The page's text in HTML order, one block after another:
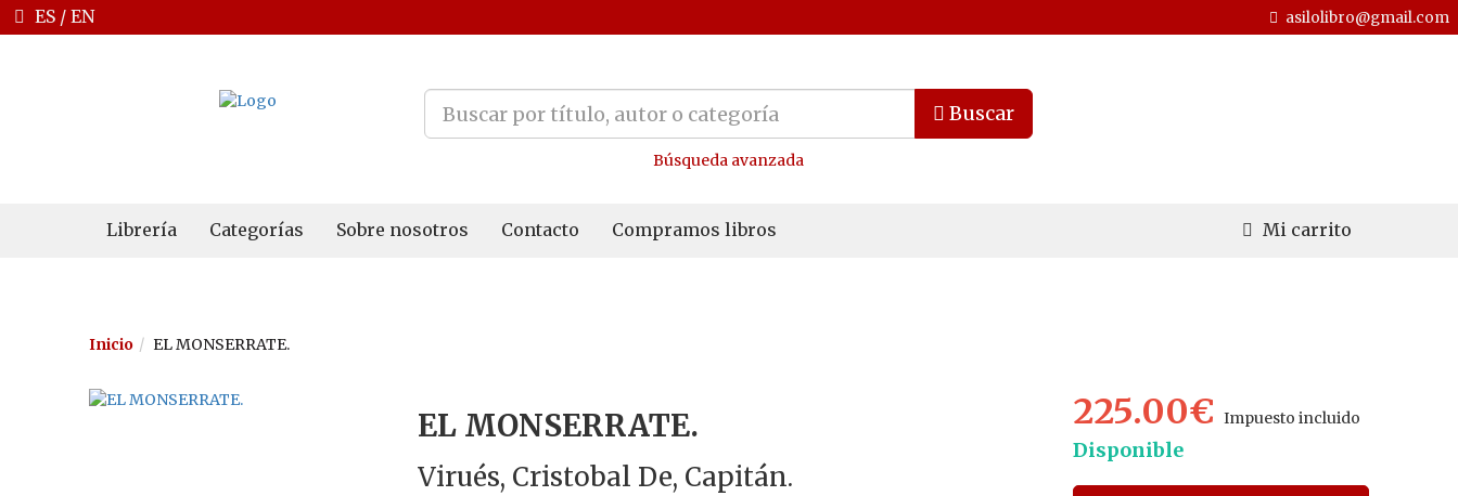
ES / EN asilolibro@gmail.com
Buscar
Búsqueda avanzada
Librería Categorías Sobre nosotros Contacto Compramos libros Mi carrito
Inicio EL MONSERRATE.
EL MONSERRATE.
Virués, Cristobal De, Capitán.
225.00€Impuesto incluido
Disponible